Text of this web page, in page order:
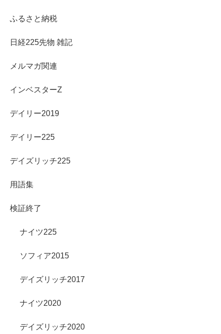
ふるさと納税
日経225先物 雑記
メルマガ関連
インベスターZ
デイリー2019
デイリー225
デイズリッチ225
用語集
検証終了
ナイツ225
ソフィア2015
デイズリッチ2017
ナイツ2020
デイズリッチ2020